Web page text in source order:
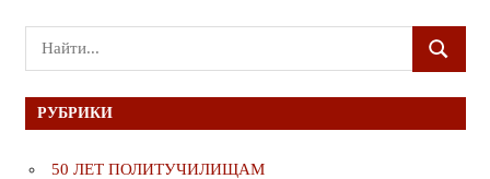
Поиск
для:
ПОИСК
РУБРИКИ
50 ЛЕТ ПОЛИТУЧИЛИЩАМ